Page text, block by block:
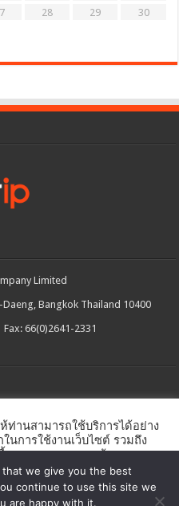
28 29
30
Limited
Bangkok Thailand 10400
66(0)2641-2331
ทศ
ท่านสามารถใช้บริการได้อย่าง
นการใช้งานเว็บไซต์ รวมถึง
อหาตรงตามความต้องการ
ะเอียดเพิ่มเติมได้ใน นโยบาย
we give you the best
continue to use this site we
are happy with it.